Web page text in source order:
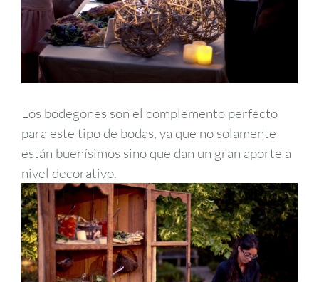
Los bodegones son el complemento perfecto
para este tipo de bodas, ya que no solamente
están buenísimos sino que dan un gran aporte a
nivel decorativo.